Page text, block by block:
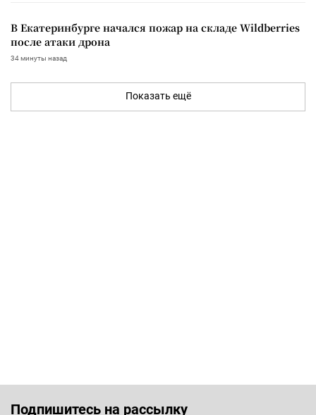
В Екатеринбурге начался пожар на складе Wildberries
после атаки дрона
34 минуты назад
Показать ещё
Подпишитесь на рассылку